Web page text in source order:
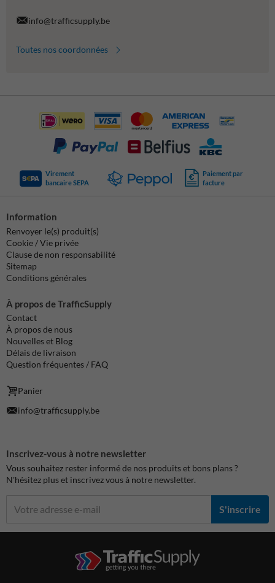
info@trafficsupply.be
Toutes nos coordonnées
Virement
bancaire SEPA
Paiement par
facture
Information
Renvoyer le(s) produit(s)
Cookie / Vie privée
Clause de non responsabilité
Sitemap
Conditions générales
À propos de TrafficSupply
Contact
À propos de nous
Nouvelles et Blog
Délais de livraison
Question fréquentes / FAQ
Panier
info@trafficsupply.be
Inscrivez-vous à notre newsletter
Vous souhaitez rester informé de nos produits et bons plans ?
N'hésitez plus et inscrivez vous à notre newsletter.
S'inscrire